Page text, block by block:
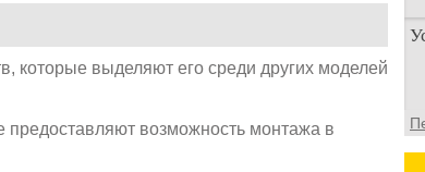
которые выделяют его среди других моделей
возможность монтажа в